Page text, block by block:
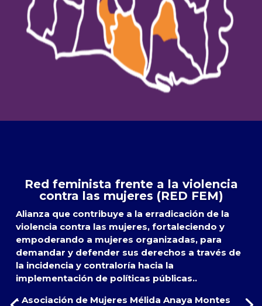
Red feminista frente a la violencia
contra las mujeres (RED FEM)
Alianza que contribuye a la erradicación de la
violencia contra las mujeres, fortaleciendo y
empoderando a mujeres organizadas, para
demandar y defender sus derechos a través de
la incidencia y contraloría hacia la
implementación de políticas públicas..
- Asociación de Mujeres Mélida Anaya Montes